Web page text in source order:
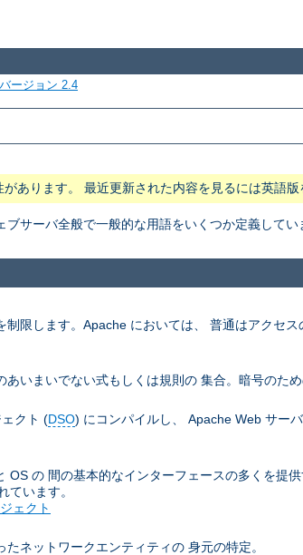
バージョン 2.4
あります。 最近更新された内容を見るには英語版
サーバ全般で一般的な用語をいくつか定義して
制限します。Apache においては、 普通はアクセス
いまいでない式もしくは規則の 集合。暗号のた
クト (DSO) にコンパイルし、 Apache Web サー
OS の 間の基本的なインターフェースの多くを提
ています。
ェクト
ネットワークエンティティの 身元の特定。